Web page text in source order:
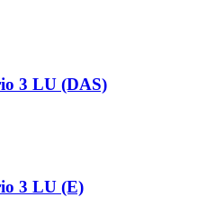
3 LU (DAS)
3 LU (E)